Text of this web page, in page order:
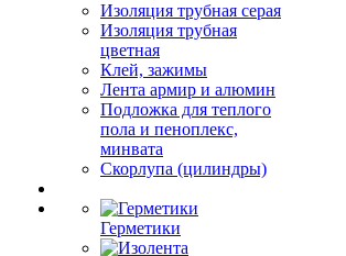
Изоляция трубная серая
Изоляция трубная
цветная
Клей, зажимы
Лента армир и алюмин
Подложка для теплого
пола и пеноплекс,
минвата
Скорлупа (цилиндры)
Герметики